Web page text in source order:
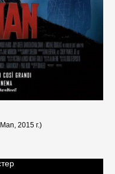
2015 г.)